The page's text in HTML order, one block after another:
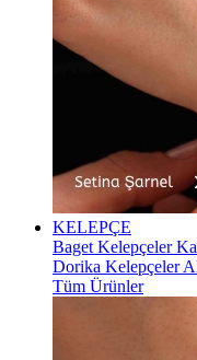
KELEPÇE
Baget Kelepçeler
Dorika Kelepçeler
Tüm Ürünler